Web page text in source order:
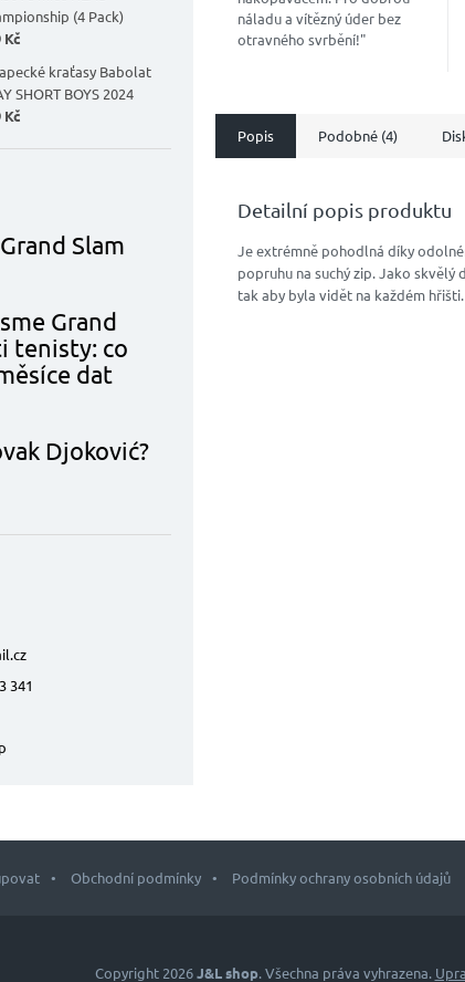
(4 Pack)
Kč
kraťasy Babolat
SHORT BOYS 2024
Kč
Slam
Grand
tenisty: co
dat
Djoković?
341
náladu a vítězný úder bez
otravného svrbění!"
Popis Podobné (4)
Detailní popis produktu
Je extrémně pohodlná díky
popruhu na suchý zip. Jako
tak aby byla vidět na každém hřišti.
Obchodní podmínky Podmínky ochrany osobních údajů
Copyright 2026J&L shop. Všechna práva vyhrazena.